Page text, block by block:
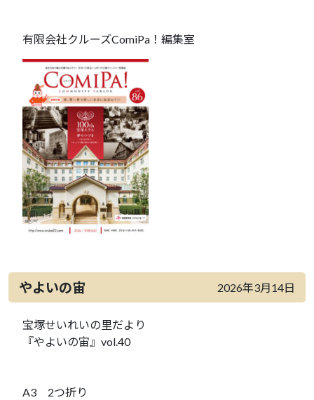
有限会社クルーズComiPa！編集室
やよいの宙 2026年3月14日
宝塚せいれいの里だより
『やよいの宙』vol.40
A3 2つ折り